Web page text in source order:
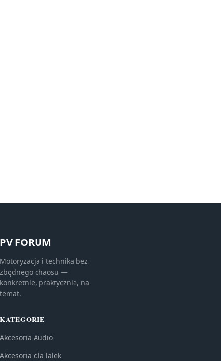
PV FORUM
Motoryzacja i technika bez
zbędnego chaosu —
konkretnie, praktycznie, na
temat.
KATEGORIE
Akcesoria Audio
Akcesoria dla lalek